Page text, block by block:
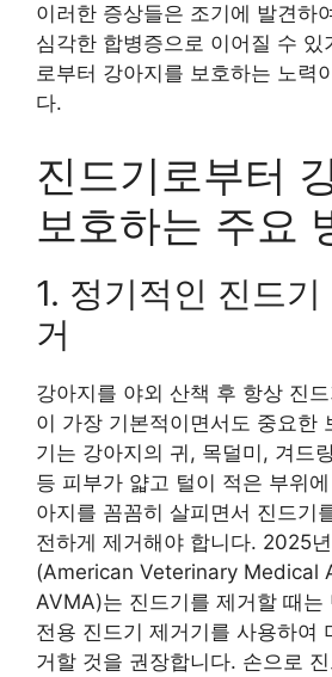
이러한 증상들은 조기에 발견하
심각한 합병증으로 이어질 수 있
로부터 강아지를 보호하는 노력
다.
진드기로부터
보호하는 주요
1. 정기적인 진드기
거
강아지를 야외 산책 후 항상 진
이 가장 기본적이면서도 중요한
기는 강아지의 귀, 목덜미, 겨드
등 피부가 얇고 털이 적은 부위
아지를 꼼꼼히 살피면서 진드기
전하게 제거해야 합니다. 2025
(American Veterinary Medical
AVMA)는 진드기를 제거할 때는
전용 진드기 제거기를 사용하여
거할 것을 권장합니다. 손으로